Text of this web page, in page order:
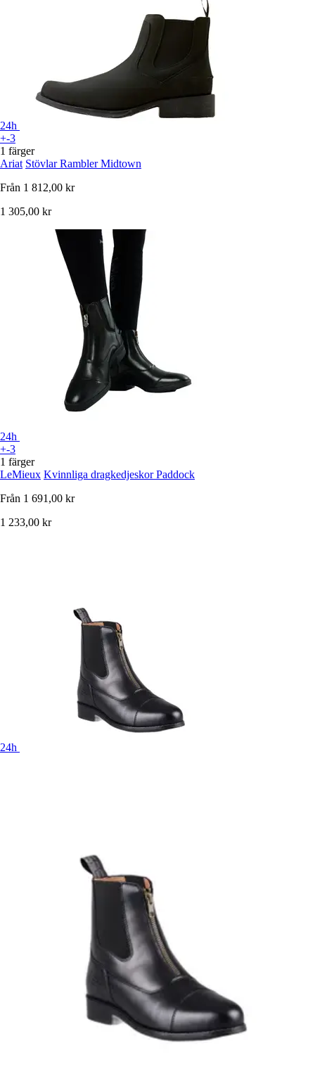
24h
+-3
1 färger
Ariat Stövlar Rambler Midtown
Från 1 812,00 kr
1 305,00 kr
24h
+-3
1 färger
LeMieux Kvinnliga dragkedjeskor Paddock
Från 1 691,00 kr
1 233,00 kr
24h